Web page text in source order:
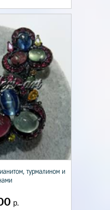
турмалином и
р.